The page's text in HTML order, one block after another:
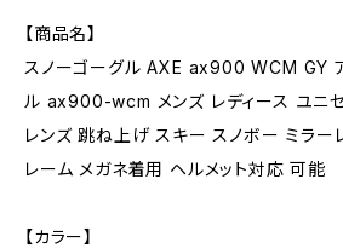
【商品名】
スノーゴーグル AXE ax900 WCM GY
ル ax900-wcm メンズ レディース ユニ
レンズ 跳ね上げ スキー スノボー ミラー
レーム メガネ着用 ヘルメット対応 可能
【カラー】